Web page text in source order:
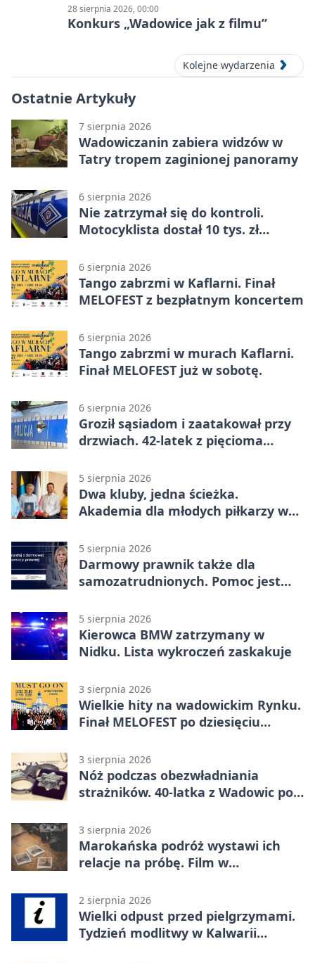
28 sierpnia 2026, 00:00
Konkurs „Wadowice jak z filmu”
Kolejne wydarzenia
Ostatnie Artykuły
7 sierpnia 2026
Wadowiczanin zabiera widzów w
Tatry tropem zaginionej panoramy
6 sierpnia 2026
Nie zatrzymał się do kontroli.
Motocyklista dostał 10 tys. zł
6 sierpnia 2026
Tango zabrzmi w Kaflarni. Finał
MELOFEST z bezpłatnym koncertem
6 sierpnia 2026
Tango zabrzmi w murach Kaflarni.
Finał MELOFEST już w sobotę.
6 sierpnia 2026
Groził sąsiadom i zaatakował przy
drzwiach. 42-latek z pięcioma
5 sierpnia 2026
Dwa kluby, jedna ścieżka.
Akademia dla młodych piłkarzy w
5 sierpnia 2026
Darmowy prawnik także dla
samozatrudnionych. Pomoc jest
5 sierpnia 2026
Kierowca BMW zatrzymany w
Nidku. Lista wykroczeń zaskakuje
3 sierpnia 2026
Wielkie hity na wadowickim Rynku.
Finał MELOFEST po dziesięciu
3 sierpnia 2026
Nóż podczas obezwładniania
strażników. 40-latka z Wadowic pod
3 sierpnia 2026
Marokańska podróż wystawi ich
relacje na próbę. Film w
2 sierpnia 2026
Wielki odpust przed pielgrzymami.
Tydzień modlitwy w Kalwarii